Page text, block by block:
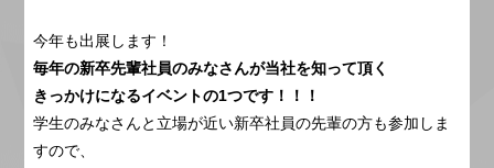
今年も出展します！
毎年の新卒先輩社員のみなさんが当社を知って頂く
きっかけになるイベントの1つです！！！
学生のみなさんと立場が近い新卒社員の先輩の方も参加しま
すので、